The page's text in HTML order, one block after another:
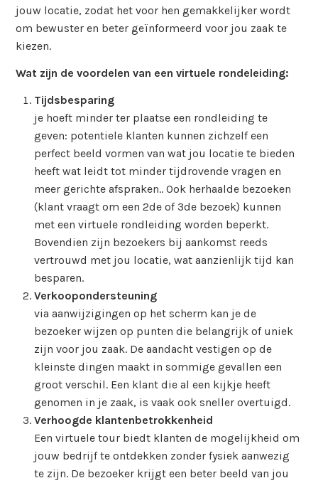
jouw locatie, zodat het voor hen gemakkelijker wordt
om bewuster en beter geïnformeerd voor jou zaak te
kiezen.
Wat zijn de voordelen van een virtuele rondeleiding:
Tijdsbesparing
je hoeft minder ter plaatse een rondleiding te
geven: potentiele klanten kunnen zichzelf een
perfect beeld vormen van wat jou locatie te bieden
heeft wat leidt tot minder tijdrovende vragen en
meer gerichte afspraken.. Ook herhaalde bezoeken
(klant vraagt om een 2de of 3de bezoek) kunnen
met een virtuele rondleiding worden beperkt.
Bovendien zijn bezoekers bij aankomst reeds
vertrouwd met jou locatie, wat aanzienlijk tijd kan
besparen.
Verkoopondersteuning
via aanwijzigingen op het scherm kan je de
bezoeker wijzen op punten die belangrijk of uniek
zijn voor jou zaak. De aandacht vestigen op de
kleinste dingen maakt in sommige gevallen een
groot verschil. Een klant die al een kijkje heeft
genomen in je zaak, is vaak ook sneller overtuigd.
Verhoogde klantenbetrokkenheid
Een virtuele tour biedt klanten de mogelijkheid om
jouw bedrijf te ontdekken zonder fysiek aanwezig
te zijn. De bezoeker krijgt een beter beeld van jou